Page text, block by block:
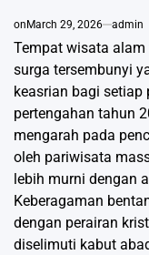
on March 29, 2026 admin
Tempat wisata
surga tersembunyi
keasrian bagi
pertengahan tahun
mengarah pada
oleh pariwisata
lebih murni dengan
Keberagaman
dengan perairan
diselimuti kabut